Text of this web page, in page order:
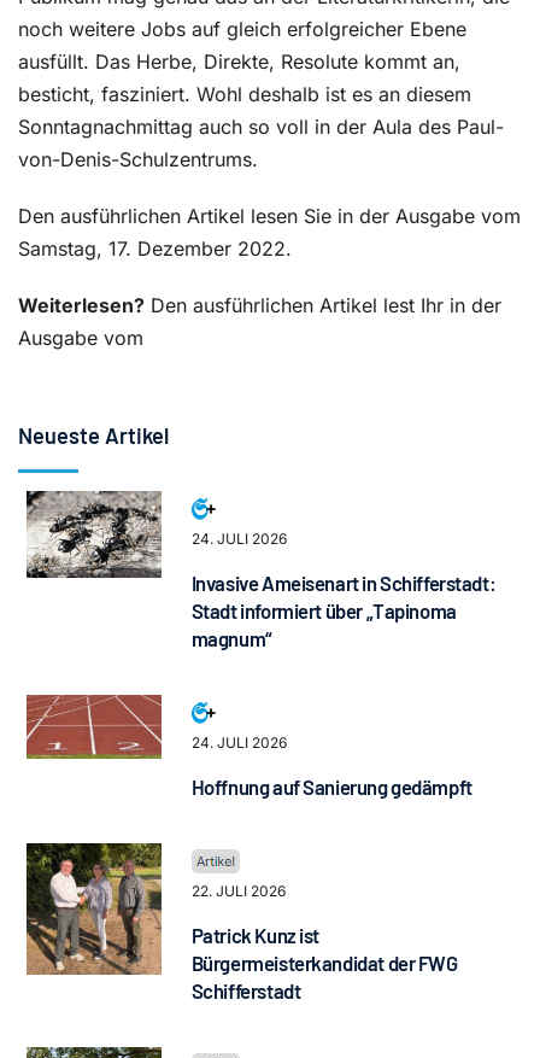
noch weitere Jobs auf gleich erfolgreicher Ebene
ausfüllt. Das Herbe, Direkte, Resolute kommt an,
besticht, fasziniert. Wohl deshalb ist es an diesem
Sonntagnachmittag auch so voll in der Aula des Paul-
von-Denis-Schulzentrums.
Den ausführlichen Artikel lesen Sie in der Ausgabe vom
Samstag, 17. Dezember 2022.
Weiterlesen? Den ausführlichen Artikel lest Ihr in der
Ausgabe vom
Neueste Artikel
24. JULI 2026
Invasive Ameisenart in Schifferstadt:
Stadt informiert über „Tapinoma
magnum“
24. JULI 2026
Hoffnung auf Sanierung gedämpft
22. JULI 2026
Patrick Kunz ist
Bürgermeisterkandidat der FWG
Schifferstadt